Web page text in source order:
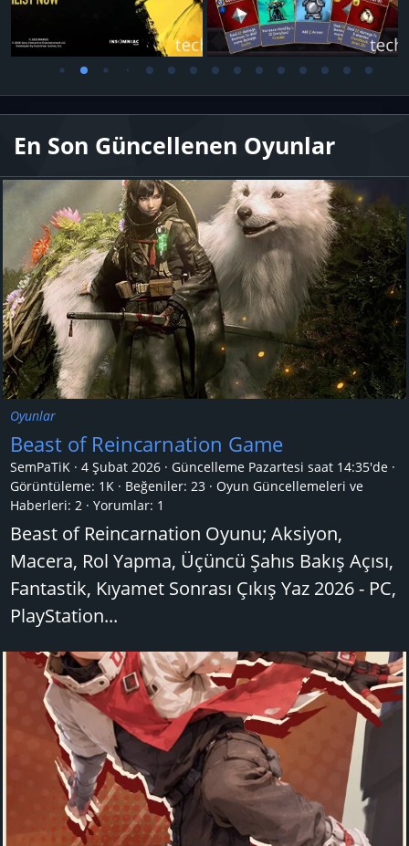
En Son Güncellenen Oyunlar
Oyunlar
Beast of Reincarnation Game
SemPaTiK 4 Şubat 2026 Güncelleme Pazartesi saat 14:35'de
Görüntüleme: 1K
Beğeniler: 23
Oyun Güncellemeleri ve
Haberleri: 2 Yorumlar: 1
Beast of Reincarnation Oyunu; Aksiyon,
Macera, Rol Yapma, Üçüncü Şahıs Bakış Açısı,
Fantastik, Kıyamet Sonrası Çıkış Yaz 2026 - PC,
PlayStation...